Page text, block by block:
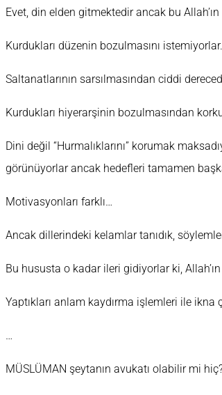
Evet, din elden gitmektedir ancak bu
Kurdukları düzenin bozulmasını istemiyorlar.
Saltanatlarının sarsılmasından ciddi
Kurdukları hiyerarşinin bozulmasından
Dini değil “Hurmalıklarını” korumak
görünüyorlar ancak hedefleri tamamen
Motivasyonları farklı…
Ancak dillerindeki kelamlar tanıdık,
Bu hususta o kadar ileri gidiyorlar ki,
Yaptıkları anlam kaydırma işlemleri ile ikna
…
MÜSLÜMAN şeytanın avukatı olabilir mi